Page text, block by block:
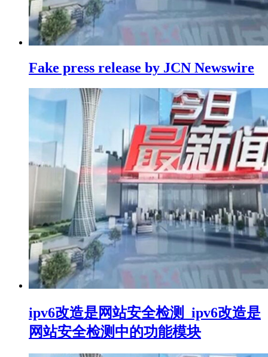
Fake press release by JCN Newswire
ipv6改造是网站安全检测_ipv6改造是
网站安全检测中的功能模块